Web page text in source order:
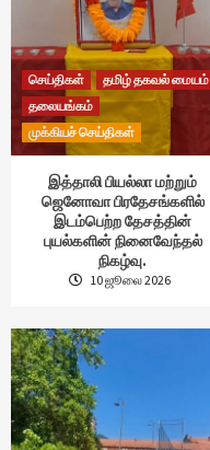
செய்திகள்
தமிழ் தகவல் மையம்
தலையங்கம்
முக்கியச் செய்திகள்
இத்தாலி பியல்லா மற்றும்
ஜெனோவா பிரதேசங்களில்
இடம்பெற்ற தேசத்தின்
புயல்களின் நினைவேந்தல்
நிகழ்வு.
10 ஜூலை 2026